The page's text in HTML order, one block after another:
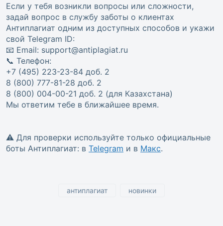
Если у тебя возникли вопросы или сложности,
задай вопрос в службу заботы о клиентах
Антиплагиат одним из доступных способов и укажи
свой Telegram ID:
📧 Email: support@antiplagiat.ru
📞 Телефон:
+7 (495) 223-23-84 доб. 2
8 (800) 777-81-28 доб. 2
8 (800) 004-00-21 доб. 2 (для Казахстана)
Мы ответим тебе в ближайшее время.
⚠️ Для проверки используйте только официальные
боты Антиплагиат: в Telegram и в Макс.
антиплагиат новинки